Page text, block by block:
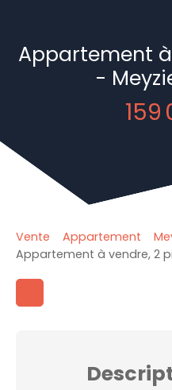
Appartement
-
159
Vente Appartement
Appartement à vendre, 2